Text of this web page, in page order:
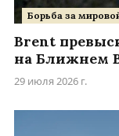
Борьба за
Brent
на Ближнем
29 июля 2026 г.